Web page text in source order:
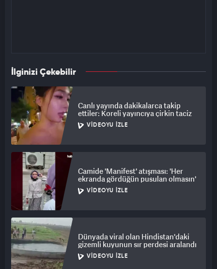
İlginizi Çekebilir
Canlı yayında dakikalarca takip
ettiler: Koreli yayıncıya çirkin taciz
VIDEOYU İZLE
Camide 'Manifest' atışması: 'Her
ekranda gördüğün pusulan olmasın'
VIDEOYU İZLE
Dünyada viral olan Hindistan'daki
gizemli kuyunun sır perdesi aralandı
VIDEOYU İZLE